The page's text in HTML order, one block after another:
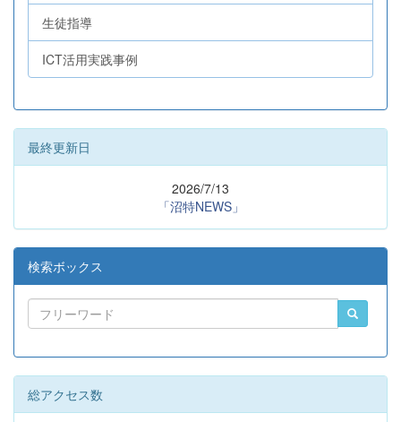
生徒指導
ICT活用実践事例
最終更新日
2026/7/13
「沼特NEWS」
検索ボックス
総アクセス数